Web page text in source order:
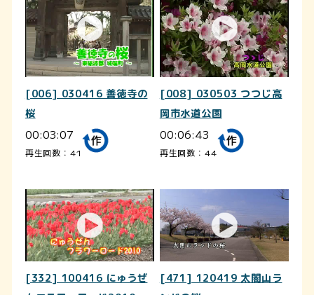
[006] 030416 善徳寺の
桜
00:03:07
再生回数：41
[008] 030503 つつじ高
岡市水道公園
00:06:43
再生回数：44
[332] 100416 にゅうぜ
[471] 120419 太閤山ラ